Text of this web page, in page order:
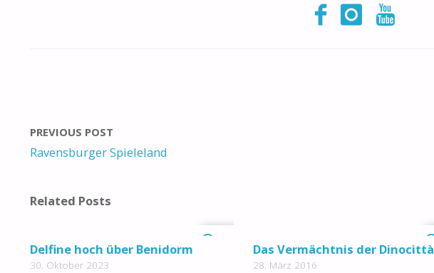
PREVIOUS POST
Ravensburger Spieleland
Related Posts
Delfine hoch über Benidorm
30. Oktober 2023
Das Vermächtnis der Dinocittà
28. März 2016